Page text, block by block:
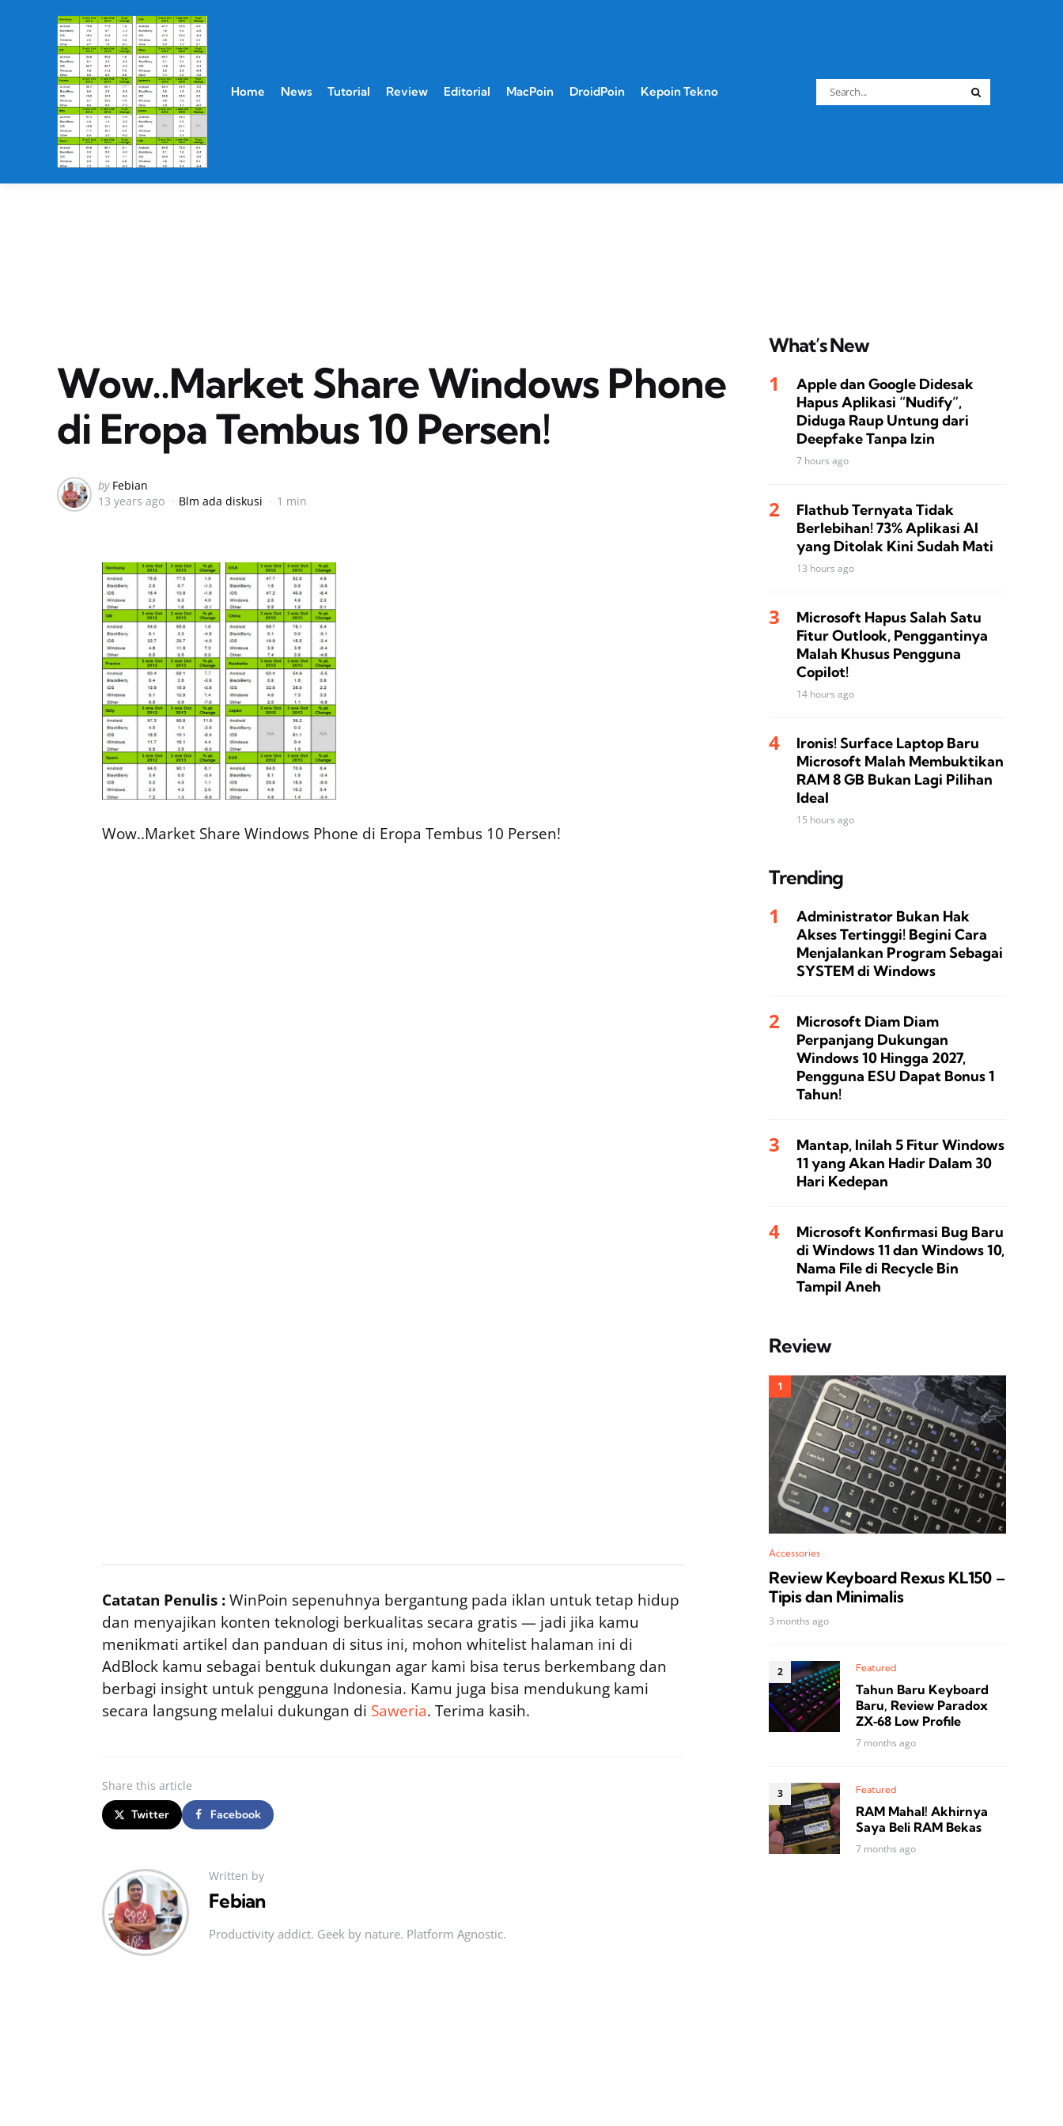
Home News Tutorial Review Editorial MacPoin DroidPoin Kepoin Tekno
Search
for:
Wow..Market Share Windows Phone
di Eropa Tembus 10 Persen!
Posted
by
by Febian
13 years ago
Blm ada diskusi 1 min
Wow..Market Share Windows Phone di Eropa Tembus 10 Persen!
Catatan Penulis :WinPoin sepenuhnya bergantung pada iklan untuk tetap hidup
dan menyajikan konten teknologi berkualitas secara gratis — jadi jika kamu
menikmati artikel dan panduan di situs ini, mohon whitelist halaman ini di
AdBlock kamu sebagai bentuk dukungan agar kami bisa terus berkembang dan
berbagi insight untuk pengguna Indonesia. Kamu juga bisa mendukung kami
secara langsung melalui dukungan di Saweria. Terima kasih.
Share this article
Twitter Facebook
Written by
Febian
Productivity addict. Geek by nature. Platform Agnostic.
What’s New
Apple dan Google Didesak
Hapus Aplikasi “Nudify”,
Diduga Raup Untung dari
Deepfake Tanpa Izin
7 hours ago
Flathub Ternyata Tidak
Berlebihan! 73% Aplikasi AI
yang Ditolak Kini Sudah Mati
13 hours ago
Microsoft Hapus Salah Satu
Fitur Outlook, Penggantinya
Malah Khusus Pengguna
Copilot!
14 hours ago
Ironis! Surface Laptop Baru
Microsoft Malah Membuktikan
RAM 8 GB Bukan Lagi Pilihan
Ideal
15 hours ago
Trending
Administrator Bukan Hak
Akses Tertinggi! Begini Cara
Menjalankan Program Sebagai
SYSTEM di Windows
Microsoft Diam Diam
Perpanjang Dukungan
Windows 10 Hingga 2027,
Pengguna ESU Dapat Bonus 1
Tahun!
Mantap, Inilah 5 Fitur Windows
11 yang Akan Hadir Dalam 30
Hari Kedepan
Microsoft Konfirmasi Bug Baru
di Windows 11 dan Windows 10,
Nama File di Recycle Bin
Tampil Aneh
Review
Accessories
Review Keyboard Rexus KL150 –
Tipis dan Minimalis
3 months ago
Featured
Tahun Baru Keyboard
Baru, Review Paradox
ZX‑68 Low Profile
7 months ago
Featured
RAM Mahal! Akhirnya
Saya Beli RAM Bekas
7 months ago